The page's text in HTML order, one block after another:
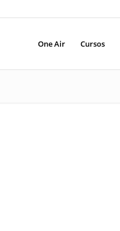
One Air Cursos